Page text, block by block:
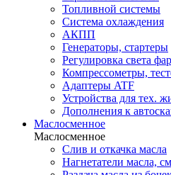
Топливной системы
Система охлаждения
АКПП
Генераторы, стартеры
Регулировка света фар
Компрессометры,
Адаптеры ATF
Устройства для тех.
Дополнения к
Маслосменное
Маслосменное
Слив и откачка масла
Нагнетатели масла,